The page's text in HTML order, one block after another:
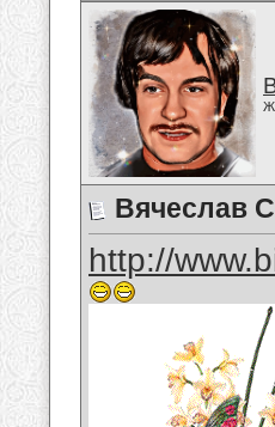
Вячеслав
http://